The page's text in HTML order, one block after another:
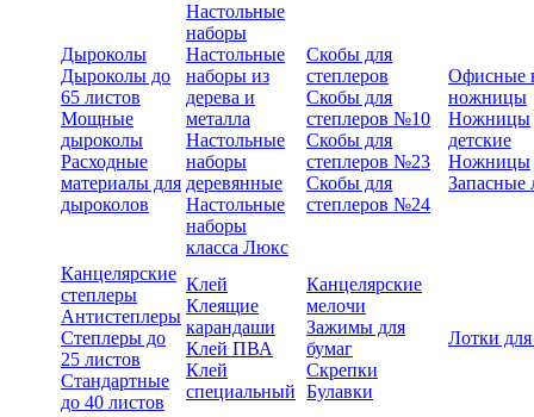
Дыроколы
Дыроколы до
65 листов
Мощные
дыроколы
Расходные
материалы для
дыроколов
Настольные
наборы
Настольные
наборы из
дерева и
металла
Настольные
наборы
деревянные
Настольные
наборы
класса Люкс
Скобы для
степлеров
Скобы для
степлеров №10
Скобы для
степлеров №23
Скобы для
степлеров №24
Офисные
ножницы
Ножницы
детские
Ножницы
Запасные
Канцелярские
степлеры
Антистеплеры
Степлеры до
25 листов
Стандартные
до 40 листов
Клей
Клеящие
карандаши
Клей ПВА
Клей
специальный
Канцелярские
мелочи
Зажимы для
бумаг
Скрепки
Булавки
Лотки